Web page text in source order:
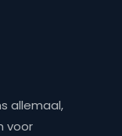
allemaal,
voor